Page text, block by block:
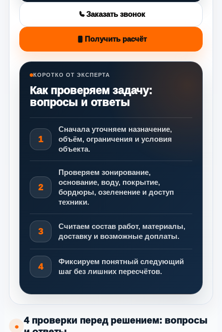
Заказать звонок
Получить расчёт
КОРОТКО ОТ ЭКСПЕРТА
Как проверяем задачу:
вопросы и ответы
1
Сначала уточняем назначение,
объём, ограничения и условия
объекта.
2
Проверяем зонирование,
основание, воду, покрытие,
бордюры, озеленение и доступ
техники.
3
Считаем состав работ, материалы,
доставку и возможные доплаты.
4
Фиксируем понятный следующий
шаг без лишних пересчётов.
●
4 проверки перед решением: вопросы